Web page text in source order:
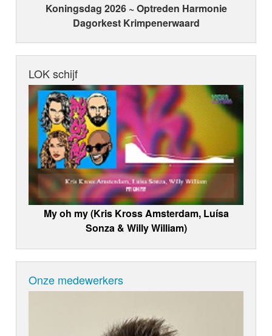
Koningsdag 2026 ~ Optreden Harmonie
Dagorkest Krimpenerwaard
LOK schijf
My oh my (Kris Kross Amsterdam, Luísa
Sonza & Willy William)
Onze medewerkers